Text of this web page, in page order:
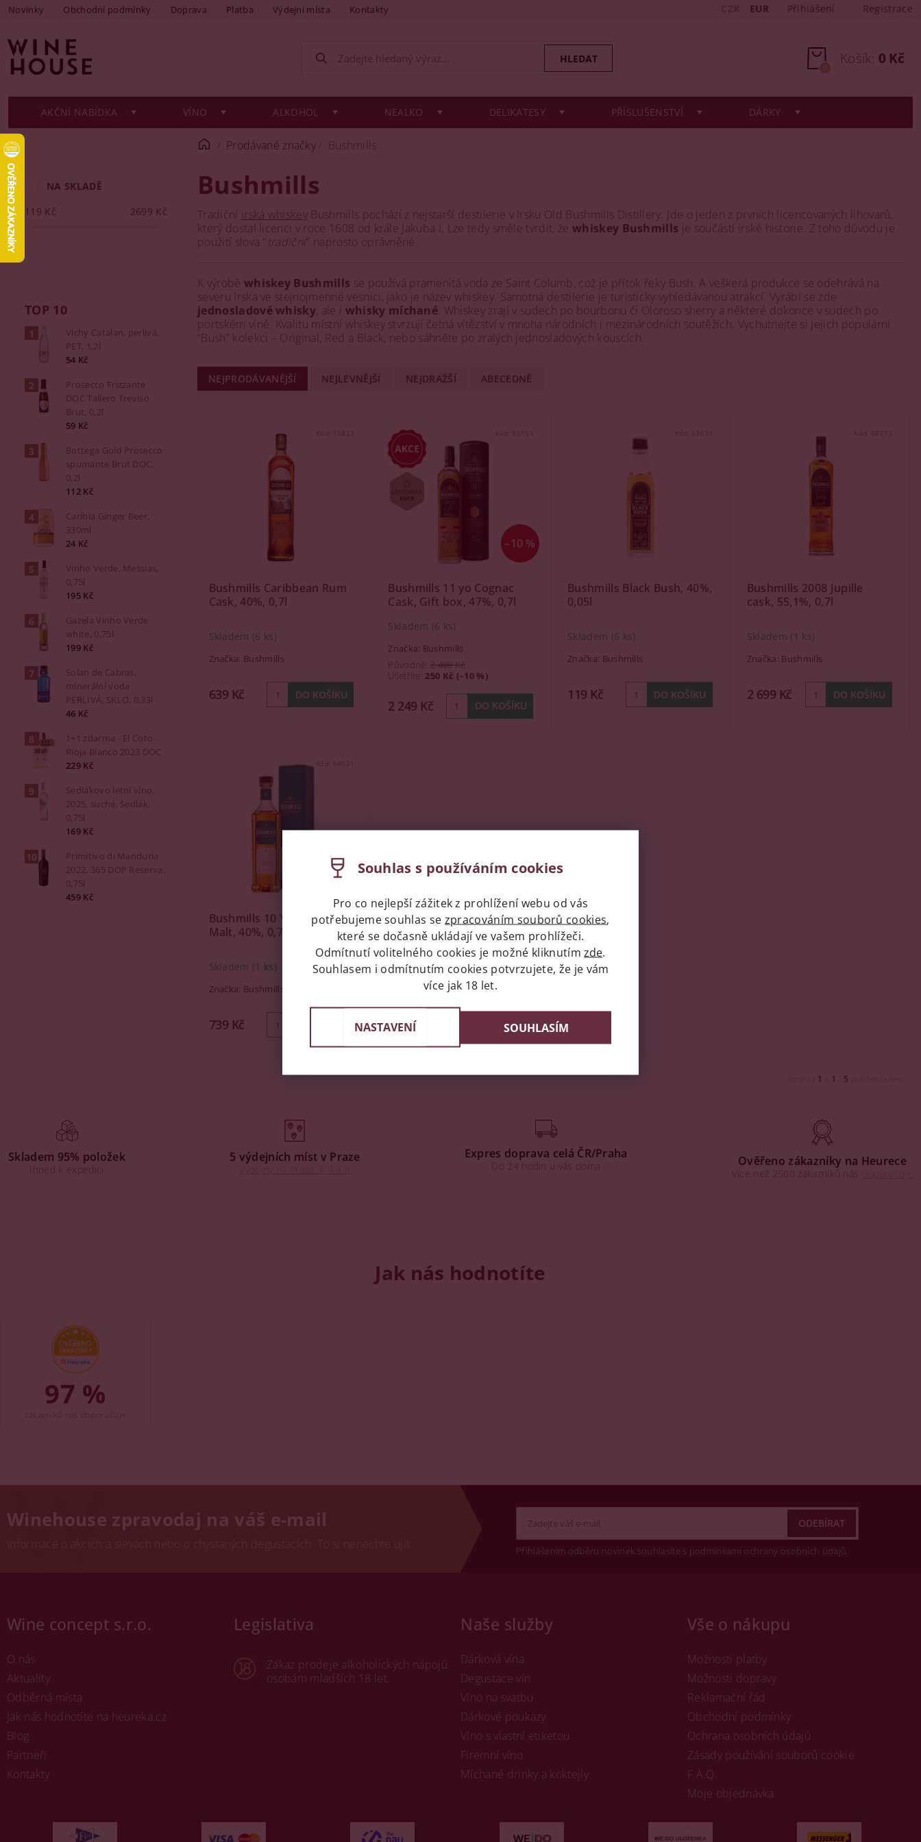
Novinky Obchodní podmínky Doprava Platba Výdejní místa Kontakty EUR Přihlášení Registrace
Košík: 0 Kč
0
AKČNÍ NABÍDKA VÍNO ALKOHOL NEALKO DELIKATESY PŘÍSLUŠENSTVÍ DÁRKY
NA SKLADĚ
119 Kč 2699 Kč
TOP 10
Vichy Catalan, perlivá,
PET, 1,2l
54 Kč
Prosecco Frizzante
DOC Tallero Treviso
Brut, 0,2l
59 Kč
Bottega Gold Prosecco
spumante Brut DOC,
0,2l
112 Kč
Caribia Ginger Beer,
330ml
24 Kč
Vinho Verde, Messias,
0,75l
195 Kč
Gazela Vinho Verde
white, 0,75l
199 Kč
Solan de Cabras,
minerální voda
PERLIVÁ, SKLO, 0,33l
46 Kč
1+1 zdarma - El Coto
Rioja Blanco 2023 DOC
229 Kč
Sedlákovo letní víno,
2025, suché, Sedlák,
0,75l
169 Kč
Primitivo di Manduria
2022, 365 DOP Reserva,
0,75l
459 Kč
Prodávané značky Bushmills
Bushmills
Tradiční irská whiskey Bushmills pochází z nejstarší destilerie v Irsku Old Bushmills Distillery. Jde o jeden z prvních licencovaných lihovarů,
který dostal licenci v roce 1608 od krále Jakuba I. Lze tedy směle tvrdit, že whiskey Bushmills je součástí irské historie. Z toho důvodu je
použití slova " tradiční" naprosto oprávněné.
K výrobě whiskey Bushmills se používá pramenitá voda ze Saint Columb, což je přítok řeky Bush. A veškerá produkce se odehrává na
severu Irska ve stejnojmenné vesnici, jako je název whiskey. Samotná destilerie je turisticky vyhledávanou atrakcí. Vyrábí se zde
jednosladové whisky, ale i whisky míchané . Whiskey zrají v sudech po bourbonu či Oloroso sherry a některé dokonce v sudech po
portském víně. Kvalitu místní whiskey stvrzují četná vítězství v mnoha národních i mezinárodních soutěžích. Vychutnejte si jejich populární
“Bush” kolekci – Original, Red a Black, nebo sáhněte po zralých jednosladových kouscích.
NEJPRODÁVANĚJŠÍ NEJLEVNĚJŠÍ NEJDRAŽŠÍ ABECEDNĚ
Kód: 15823
Bushmills Caribbean Rum
Cask, 40%, 0,7l
Skladem (6 ks)
Značka: Bushmills
639 Kč
–10 %
Kód: 95155
Bushmills 11 yo Cognac
Cask, Gift box, 47%, 0,7l
Skladem (6 ks)
Značka: Bushmills
Původně:2 499 Kč
Ušetříte: 250 Kč (–10 %)
2 249 Kč
Kód:
Bushmills Black Bush, 40%,
0,05l
Skladem (6 ks)
Značka: Bushmills
119 Kč
Kód: 68073
Bushmills 2008 Jupille
cask, 55,1%, 0,7l
Skladem (1 ks)
Značka: Bushmills
2 699 Kč
Kód: 64521
Bushmills 10 YO Single
Malt, 40%, 0,7l
Skladem (1 ks)
Značka: Bushmills
739 Kč
1 1 5
Skladem 95% položek
Ihned k expedici
5 výdejních míst v Praze
Výdejny na Praze 3, 4 a 6
Expres doprava celá ČR/Praha
Do 24 hodin u vás doma Ověřeno zákazníky na Heurece
Více než 2500 zákazníků nás
Jak nás hodnotíte
97 %
Winehouse zpravodaj na váš e-mail
Informace o akcích a slevách nebo o chystaných degustacích. To si nenechte ujít. Přihlášením odběru novinek souhlasíte s podmínkami ochrany osobních údajů
Wine concept s.r.o.
O nás
Aktuality
Odběrná místa
Jak nás hodnotíte na heureka.cz
Blog
Partneři
Kontakty
Legislativa
Zákaz prodeje alkoholických nápojů
osobám mladších 18 let.
Naše služby
Dárková vína
Degustace vín
Víno na svatbu
Dárkové poukazy
Víno s vlastní etiketou
Firemní víno
Míchané drinky a koktejly
Vše o nákupu
Možnosti platby
Možnosti dopravy
Reklamační řád
Obchodní podmínky
Ochrana osobních údajů
Zásady používání souborů cookie
F.A.Q.
Moje objednávka
Souhlas s používáním cookies
Pro co nejlepší zážitek z prohlížení webu od vás
potřebujeme souhlas se zpracováním souborů cookies,
které se dočasně ukládají ve vašem prohlížeči.
Odmítnutí volitelného cookies je možné kliknutímzde.
Souhlasem i odmítnutím cookies potvrzujete, že je vám
více jak 18 let.
NASTAVENÍ SOUHLASÍM